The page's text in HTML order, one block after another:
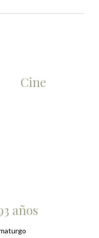
Cine
años